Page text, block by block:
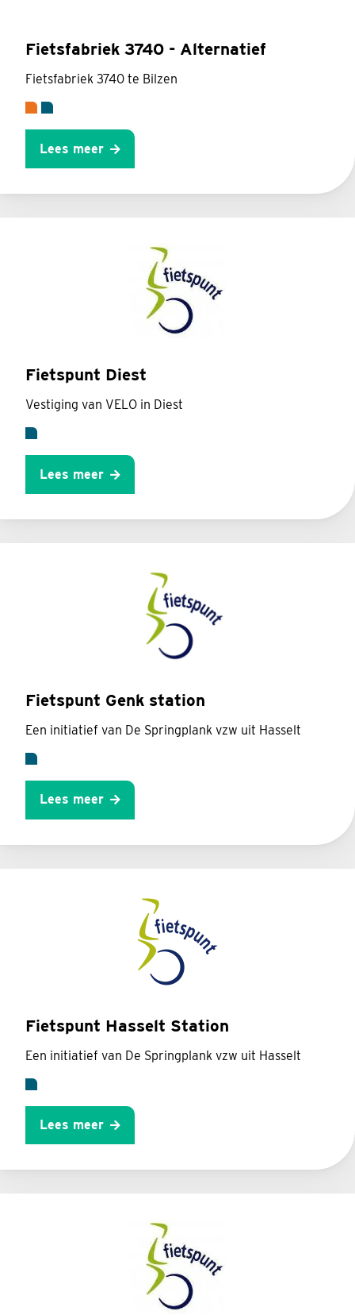
Fietsfabriek 3740 - Alternatief
Fietsfabriek 3740 te Bilzen
Lees meer
Fietspunt Diest
Vestiging van VELO in Diest
Lees meer
Fietspunt Genk station
Een initiatief van De Springplank vzw uit Hasselt
Lees meer
Fietspunt Hasselt Station
Een initiatief van De Springplank vzw uit Hasselt
Lees meer